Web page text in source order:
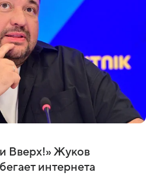
Вверх!» Жуков
интернета